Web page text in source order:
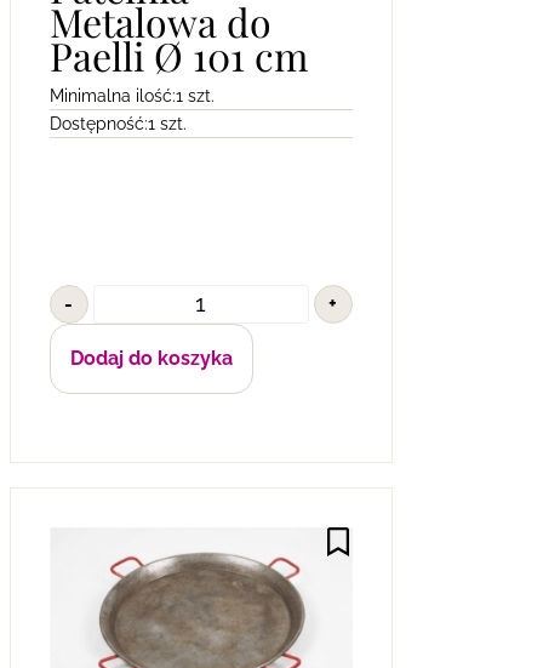
Metalowa do
Paelli Ø 101 cm
Minimalna ilość:1 szt.
Dostępność:1 szt.
- +
Dodaj do koszyka